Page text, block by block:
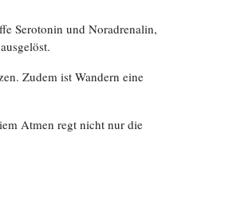
Serotonin und Noradrenalin,
Zudem ist Wandern eine
Atmen regt nicht nur die